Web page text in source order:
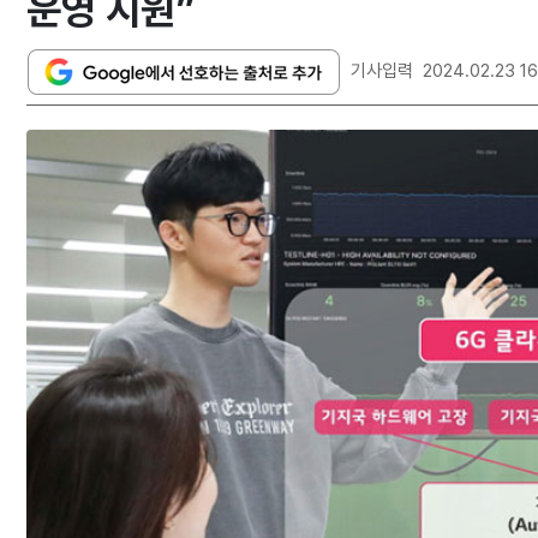
운영 지원”
기사입력 2024.02.23